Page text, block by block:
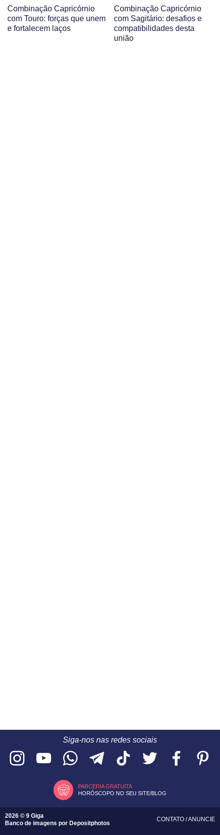
Combinação Capricórnio
com Touro: forças que unem
e fortalecem laços
Combinação Capricórnio
com Sagitário: desafios e
compatibilidades desta
união
Siga-nos nas redes sociais
PARCERIA GRATUITA
HORÓSCOPO NO SEU SITE/BLOG
2026 © 9 Giga
Banco de imagens por Depositphotos
CONTATO /ANUNCIE